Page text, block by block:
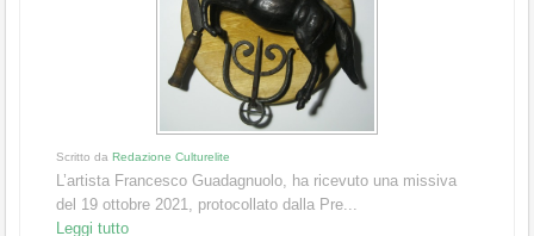
Scritto da Redazione Culturelite
L’artista Francesco Guadagnuolo, ha ricevuto una missiva
del 19 ottobre 2021, protocollato dalla Pre...
Leggi tutto